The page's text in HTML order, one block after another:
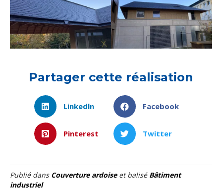
Partager cette réalisation
Linkedln Facebook
Pinterest Twitter
Publié dans Couverture ardoiseet balisé Bâtiment
industriel